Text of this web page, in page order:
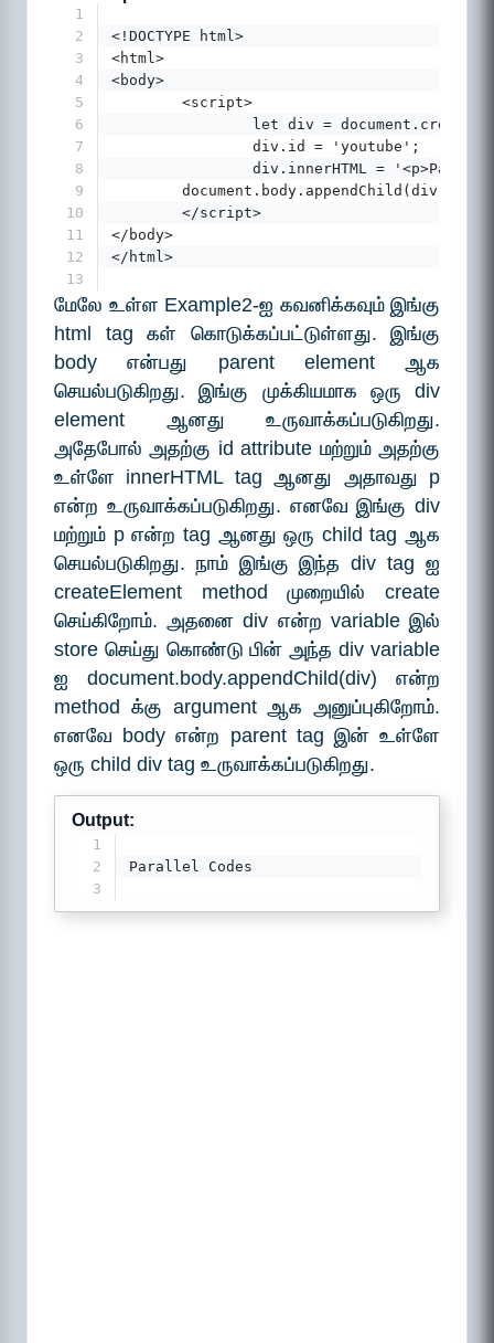
1
2
<!DOCTYPE html>
3
<html>
4
<body>
5
        <script>
6
let div =
7
                div.id = 'youtube';
8
div.innerHTML =
9
        document.body.appendChild(div);
10
        </script>
11
</body>
12
</html>
13
மேலே உள்ள Example2-ஐ கவனிக்கவும் இங்கு
html tag கள் கொடுக்கப்பட்டுள்ளது. இங்கு
body என்பது parent element ஆக
செயல்படுகிறது. இங்கு முக்கியமாக ஒரு div
element ஆனது உருவாக்கப்படுகிறது.
அதேபோல் அதற்கு id attribute மற்றும் அதற்கு
உள்ளே innerHTML tag ஆனது அதாவது p
என்ற உருவாக்கப்படுகிறது. எனவே இங்கு div
மற்றும் p என்ற tag ஆனது ஒரு child tag ஆக
செயல்படுகிறது. நாம் இங்கு இந்த div tag ஐ
createElement method முறையில் create
செய்கிறோம். அதனை div என்ற variable இல்
store செய்து கொண்டு பின் அந்த div variable
ஐ document.body.appendChild(div) என்ற
method க்கு argument ஆக அனுப்புகிறோம்.
எனவே body என்ற parent tag இன் உள்ளே
ஒரு child div tag உருவாக்கப்படுகிறது.
Output:
1
2
Parallel Codes
3